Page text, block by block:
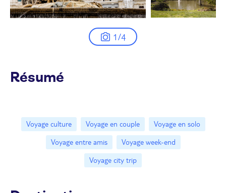
1/4
Résumé
Voyage culture Voyage en couple
Voyage en solo
Voyage entre amis
Voyage week-end
Voyage city trip